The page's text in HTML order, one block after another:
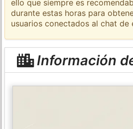
ello que siempre es
durante estas horas para
usuarios conectados al chat de
Información